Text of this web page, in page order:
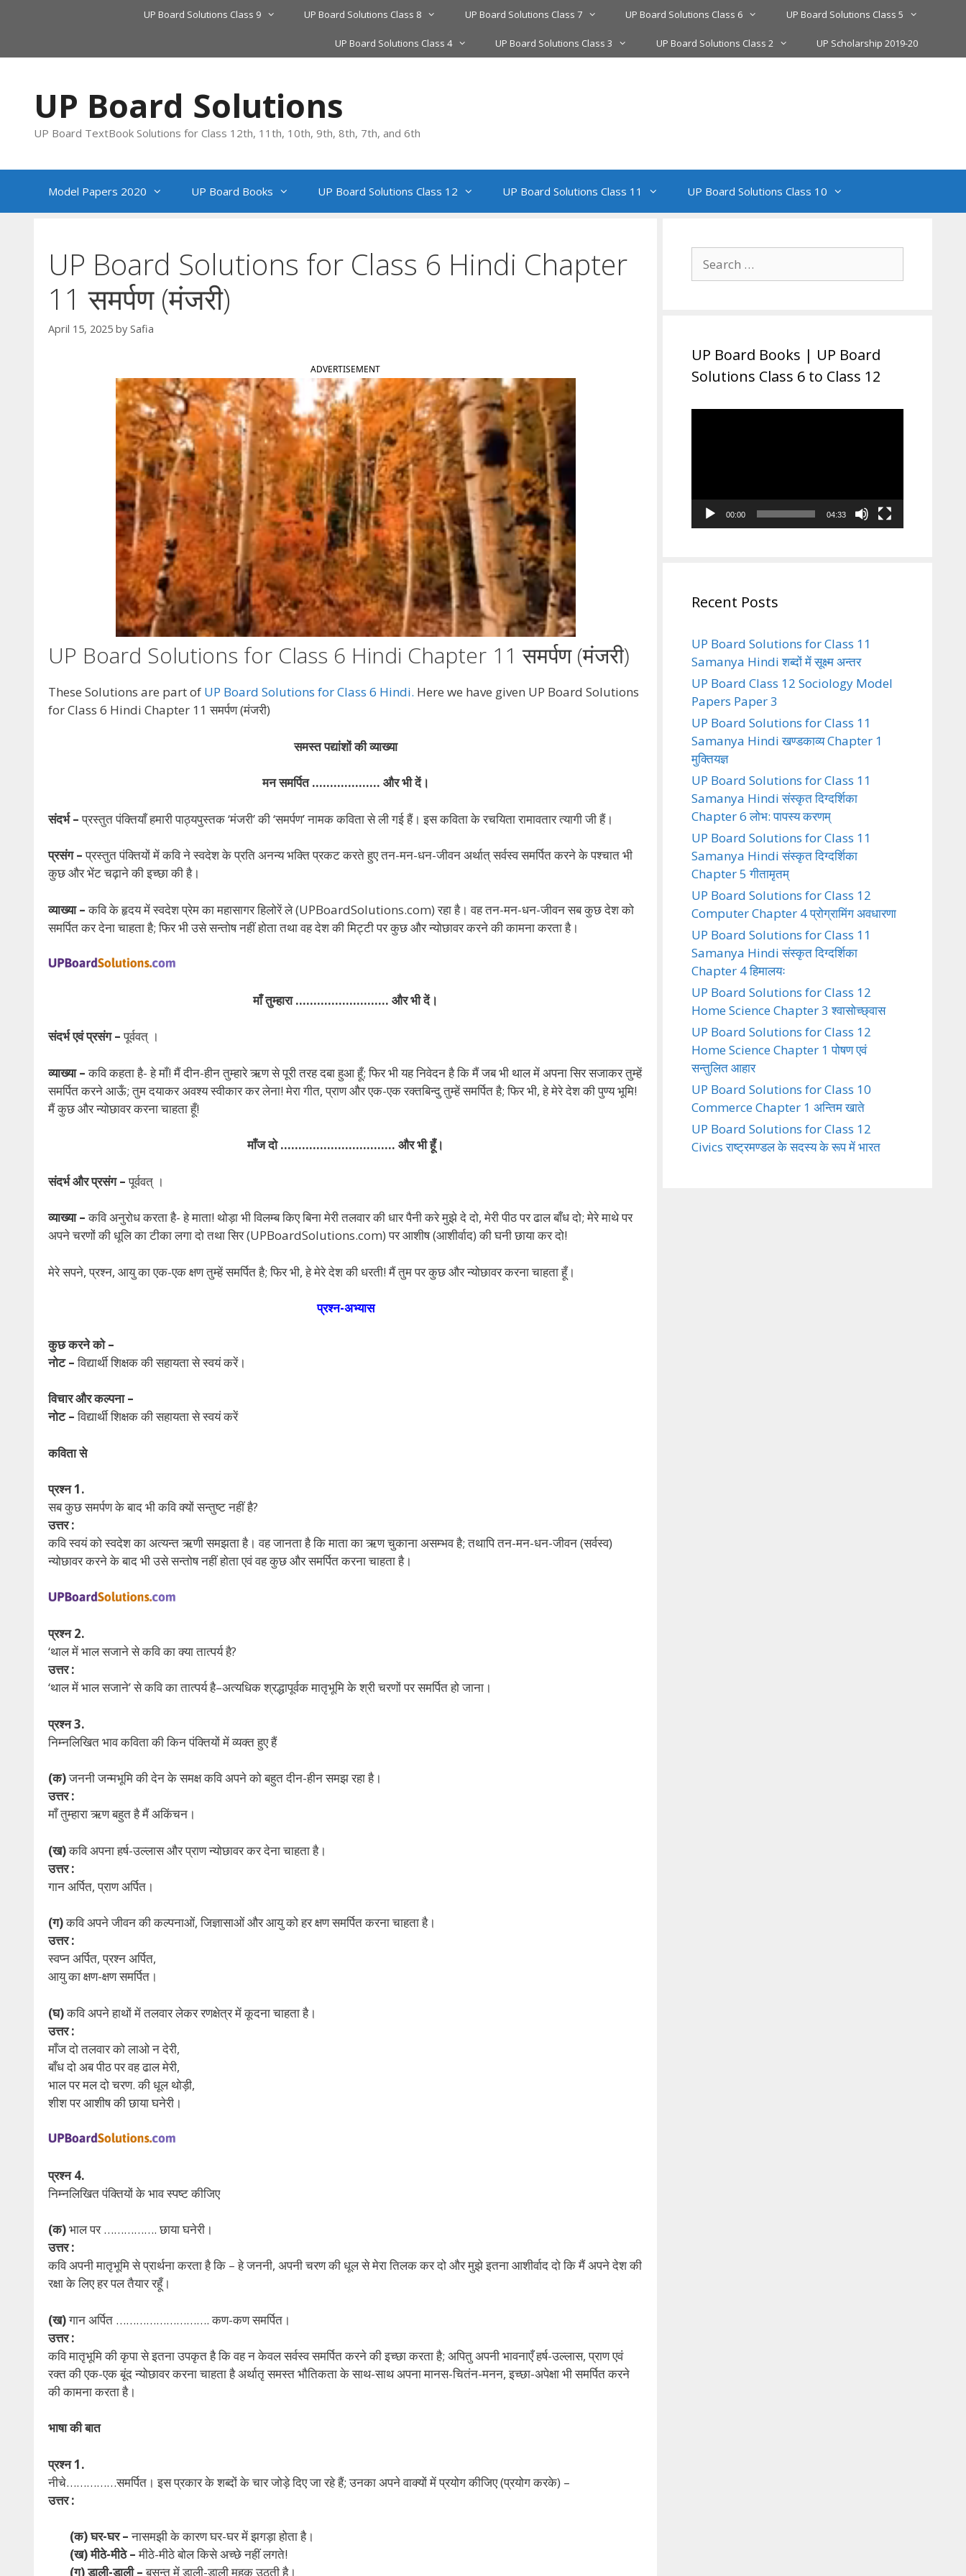
UP Board Solutions Class 9 UP Board Solutions Class 8 UP Board Solutions Class 7 UP Board Solutions Class 6 UP Board Solutions Class 5
UP Board Solutions Class 4 UP Board Solutions Class 3 UP Board Solutions Class 2 UP Scholarship 2019-20
UP Board Solutions
UP Board TextBook Solutions for Class 12th, 11th, 10th, 9th, 8th, 7th, and 6th
Model Papers 2020 UP Board Books UP Board Solutions Class 12 UP Board Solutions Class 11 UP Board Solutions Class 10
UP Board Solutions for Class 6 Hindi Chapter
11 समर्पण (मंजरी)
April 15, 2025 by Safia
ADVERTISEMENT
UP Board Solutions for Class 6 Hindi Chapter 11 समर्पण (मंजरी)
These Solutions are part of UP Board Solutions for Class 6 Hindi. Here we have given UP Board Solutions
for Class 6 Hindi Chapter 11 समर्पण (मंजरी)
समस्त पद्यांशों की व्याख्या
मन समर्पित ………………. और भी दें।
संदर्भ –प्रस्तुत पंक्तियाँ हमारी पाठ्यपुस्तक ‘मंजरी’ की ‘समर्पण’ नामक कविता से ली गई हैं। इस कविता के रचयिता रामावतार त्यागी जी हैं।
प्रसंग –प्रस्तुत पंक्तियों में कवि ने स्वदेश के प्रति अनन्य भक्ति प्रकट करते हुए तन-मन-धन-जीवन अर्थात् सर्वस्व समर्पित करने के पश्चात भी
कुछ और भेंट चढ़ाने की इच्छा की है।
व्याख्या –कवि के हृदय में स्वदेश प्रेम का महासागर हिलोरें ले (UPBoardSolutions.com) रहा है। वह तन-मन-धन-जीवन सब कुछ देश को
समर्पित कर देना चाहता है; फिर भी उसे सन्तोष नहीं होता तथा वह देश की मिट्टी पर कुछ और न्योछावर करने की कामना करता है।
माँ तुम्हारा …………………….. और भी दें।
संदर्भ एवं प्रसंग –पूर्ववत् ।
व्याख्या –कवि कहता है- हे माँ! मैं दीन-हीन तुम्हारे ऋण से पूरी तरह दबा हुआ हूँ; फिर भी यह निवेदन है कि मैं जब भी थाल में अपना सिर सजाकर तुम्हें
समर्पित करने आऊँ; तुम दयाकर अवश्य स्वीकार कर लेना! मेरा गीत, प्राण और एक-एक रक्तबिन्दु तुम्हें समर्पित है; फिर भी, हे मेरे देश की पुण्य भूमि!
मैं कुछ और न्योछावर करना चाहता हूँ!
माँज दो ………………………….. और भी हूँ।
संदर्भ और प्रसंग –पूर्ववत् ।
व्याख्या –कवि अनुरोध करता है- हे माता! थोड़ा भी विलम्ब किए बिना मेरी तलवार की धार पैनी करे मुझे दे दो, मेरी पीठ पर ढाल बाँध दो; मेरे माथे पर
अपने चरणों की धूलि का टीका लगा दो तथा सिर (UPBoardSolutions.com) पर आशीष (आशीर्वाद) की घनी छाया कर दो!
मेरे सपने, प्रश्न, आयु का एक-एक क्षण तुम्हें समर्पित है; फिर भी, हे मेरे देश की धरती! मैं तुम पर कुछ और न्योछावर करना चाहता हूँ।
प्रश्न-अभ्यास
कुछ करने को –
नोट –विद्यार्थी शिक्षक की सहायता से स्वयं करें।
विचार और कल्पना –
नोट –विद्यार्थी शिक्षक की सहायता से स्वयं करें
कविता से
प्रश्न 1.
सब कुछ समर्पण के बाद भी कवि क्यों सन्तुष्ट नहीं है?
उत्तर :
कवि स्वयं को स्वदेश का अत्यन्त ऋणी समझता है। वह जानता है कि माता का ऋण चुकाना असम्भव है; तथापि तन-मन-धन-जीवन (सर्वस्व)
न्योछावर करने के बाद भी उसे सन्तोष नहीं होता एवं वह कुछ और समर्पित करना चाहता है।
प्रश्न 2.
‘थाल में भाल सजाने से कवि का क्या तात्पर्य है?
उत्तर :
‘थाल में भाल सजाने’ से कवि का तात्पर्य है–अत्यधिक श्रद्धापूर्वक मातृभूमि के श्री चरणों पर समर्पित हो जाना।
प्रश्न 3.
निम्नलिखित भाव कविता की किन पंक्तियों में व्यक्त हुए हैं
(क)जननी जन्मभूमि की देन के समक्ष कवि अपने को बहुत दीन-हीन समझ रहा है।
उत्तर :
माँ तुम्हारा ऋण बहुत है मैं अकिंचन।
(ख)कवि अपना हर्ष-उल्लास और प्राण न्योछावर कर देना चाहता है।
उत्तर :
गान अर्पित, प्राण अर्पित।
(ग)कवि अपने जीवन की कल्पनाओं, जिज्ञासाओं और आयु को हर क्षण समर्पित करना चाहता है।
उत्तर :
स्वप्न अर्पित, प्रश्न अर्पित,
आयु का क्षण-क्षण समर्पित।
(घ)कवि अपने हाथों में तलवार लेकर रणक्षेत्र में कूदना चाहता है।
उत्तर :
माँज दो तलवार को लाओ न देरी,
बाँध दो अब पीठ पर वह ढाल मेरी,
भाल पर मल दो चरण. की धूल थोड़ी,
शीश पर आशीष की छाया घनेरी।
प्रश्न 4.
निम्नलिखित पंक्तियों के भाव स्पष्ट कीजिए
(क)भाल पर ……………. छाया घनेरी।
उत्तर :
कवि अपनी मातृभूमि से प्रार्थना करता है कि – हे जननी, अपनी चरण की धूल से मेरा तिलक कर दो और मुझे इतना आशीर्वाद दो कि मैं अपने देश की
रक्षा के लिए हर पल तैयार रहूँ।
(ख)गान अर्पित ………………………. कण-कण समर्पित।
उत्तर :
कवि मातृभूमि की कृपा से इतना उपकृत है कि वह न केवल सर्वस्व समर्पित करने की इच्छा करता है; अपितु अपनी भावनाएँ हर्ष-उल्लास, प्राण एवं
रक्त की एक-एक बूंद न्योछावर करना चाहता है अर्थातृ समस्त भौतिकता के साथ-साथ अपना मानस-चितंन-मनन, इच्छा-अपेक्षा भी समर्पित करने
की कामना करता है।
भाषा की बात
प्रश्न 1.
नीचे……………समर्पित। इस प्रकार के शब्दों के चार जोड़े दिए जा रहे हैं; उनका अपने वाक्यों में प्रयोग कीजिए (प्रयोग करके) –
उत्तर :
(क)घर-घर –नासमझी के कारण घर-घर में झगड़ा होता है।
(ख)मीठे-मीठे –मीठे-मीठे बोल किसे अच्छे नहीं लगते!
(ग)डाली-डाली –बसन्त में डाली-डाली महक उठती है।
for:
UP Board Books | UP Board
Solutions Class 6 to Class 12
00:00 04:33
Recent Posts
UP Board Solutions for Class 11
Samanya Hindi शब्दों में सूक्ष्म अन्तर
UP Board Class 12 Sociology Model
Papers Paper 3
UP Board Solutions for Class 11
Samanya Hindi खण्डकाव्य Chapter 1
मुक्तियज्ञ
UP Board Solutions for Class 11
Samanya Hindi संस्कृत दिग्दर्शिका
Chapter 6 लोभ: पापस्य करणम्
UP Board Solutions for Class 11
Samanya Hindi संस्कृत दिग्दर्शिका
Chapter 5 गीतामृतम्
UP Board Solutions for Class 12
Computer Chapter 4 प्रोग्रामिंग अवधारणा
UP Board Solutions for Class 11
Samanya Hindi संस्कृत दिग्दर्शिका
Chapter 4 हिमालयः
UP Board Solutions for Class 12
Home Science Chapter 3 श्वासोच्छ्वास
UP Board Solutions for Class 12
Home Science Chapter 1 पोषण एवं
सन्तुलित आहार
UP Board Solutions for Class 10
Commerce Chapter 1 अन्तिम खाते
UP Board Solutions for Class 12
Civics राष्ट्रमण्डल के सदस्य के रूप में भारत